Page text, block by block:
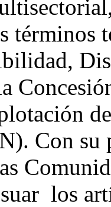
términos
Con
los